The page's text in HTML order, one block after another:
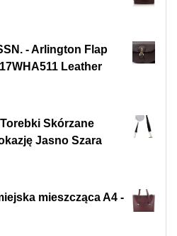
- Arlington Flap
Leather
Skórzane
Jasno Szara
mieszcząca A4 -